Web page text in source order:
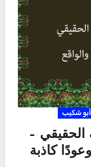
شكيب
الحقيقي –
كاذبة